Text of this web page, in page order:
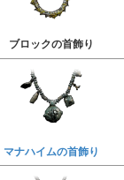
ブロックの首飾り
マナハイムの首飾り